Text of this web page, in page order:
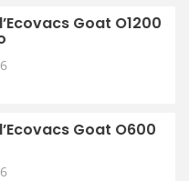
Goat O1200
Goat O600